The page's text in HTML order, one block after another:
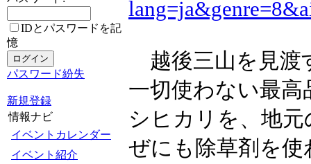
IDとパスワードを記
憶
パスワード紛失
新規登録
情報ナビ
イベントカレンダー
イベント紹介
越後三山を見渡
一切使わない最高
シヒカリを、地
ぜにも除草剤を使